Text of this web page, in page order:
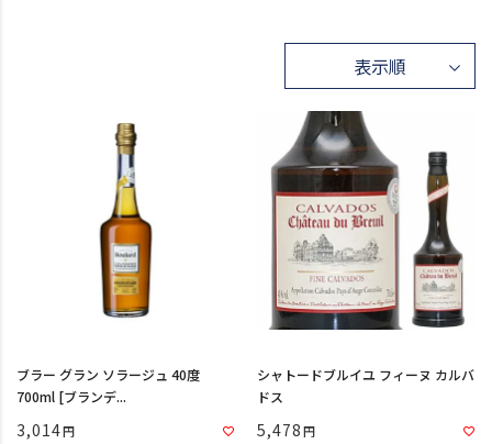
ブラー グラン ソラージュ 40度
700ml [ブランデ...
3,014
シャトードブルイユ フィーヌ カルバ
ドス
5,478